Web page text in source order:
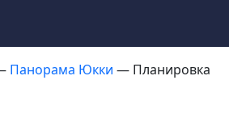
Панорама Юкки — Планировка